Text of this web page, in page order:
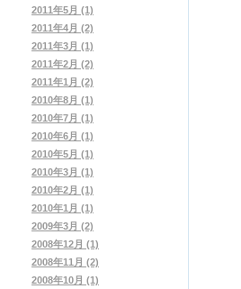
2011年5月 (1)
2011年4月 (2)
2011年3月 (1)
2011年2月 (2)
2011年1月 (2)
2010年8月 (1)
2010年7月 (1)
2010年6月 (1)
2010年5月 (1)
2010年3月 (1)
2010年2月 (1)
2010年1月 (1)
2009年3月 (2)
2008年12月 (1)
2008年11月 (2)
2008年10月 (1)